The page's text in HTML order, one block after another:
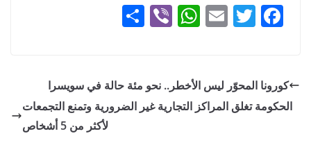
F
e
b
T
er
E
l
W
s
A
Vi
e
كورونا المحوّر ليس الأخطر.. نحو مئة حالة في سويسرا
الحكومة تغلق المراكز التجارية غير الضرورية وتمنع التجمعات
لأكثر من 5 أشخاص